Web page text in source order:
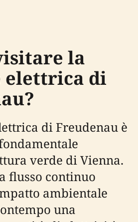
la
elettrica di
di Freudenau è
verde di Vienna.
flusso continuo
ambientale
una